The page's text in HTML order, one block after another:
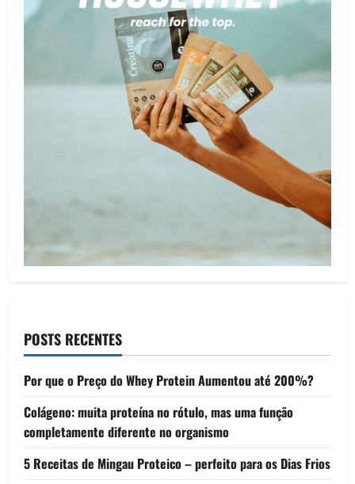
POSTS RECENTES
Por que o Preço do Whey Protein Aumentou até 200%?
Colágeno: muita proteína no rótulo, mas uma função
completamente diferente no organismo
5 Receitas de Mingau Proteico – perfeito para os Dias Frios